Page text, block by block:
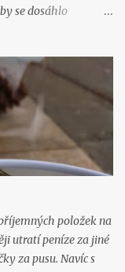
se dosáhlo
1 litr kvalitního
jogurtu (nic
do hrnce a
Směs přelijte do
i vyvařit) s
pracovat. Za
nejvíc tekutiny.
smetany.
skleniček vhodných
položek na
utratí peníze za jiné
za pusu. Navíc s